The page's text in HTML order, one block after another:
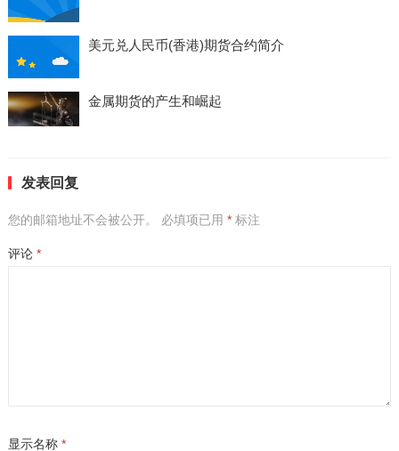
美元兑人民币(香港)期货合约简介
金属期货的产生和崛起
发表回复
您的邮箱地址不会被公开。 必填项已用 *标注
评论 *
显示名称 *